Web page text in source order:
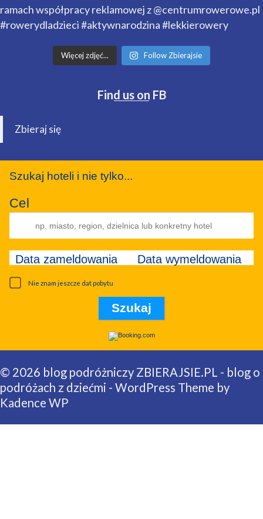
Więcej zdjęć... Follow Zbierajsie
Find us on FB
Zbieraj się
Szukaj hoteli i nie tylko...
Cel
Data zameldowania Data wymeldowania
Nie znam jeszcze dat pobytu
© 2026 blog podróżniczy ZBIERAJSIE.PL - blog o
podróżach z dziećmi - WordPress Theme by
Kadence WP